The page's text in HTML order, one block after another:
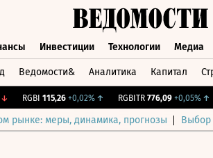
Инвестиции Технологии Медиа
Ведомости& Аналитика Капитал
RGBI 115,26 +0,02%↑ RGBITR 776,09 +0,05%↑
рынке: меры, динамика, прогнозы Выбор